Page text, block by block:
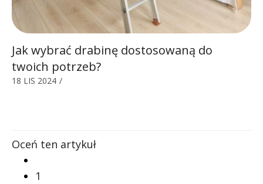
Jak wybrać drabinę dostosowaną do
twoich potrzeb?
18 LIS 2024 /
Oceń ten artykuł
1